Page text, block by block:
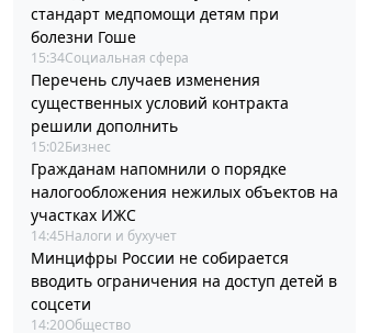
стандарт медпомощи детям при
болезни Гоше
15:34Социальная сфера
Перечень случаев изменения
существенных условий контракта
решили дополнить
15:02Бизнес
Гражданам напомнили о порядке
налогообложения нежилых объектов на
участках ИЖС
14:45Налоги и бухучет
Минцифры России не собирается
вводить ограничения на доступ детей в
соцсети
14:20Общество